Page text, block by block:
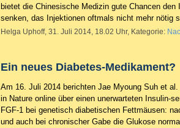
bietet die Chinesische Medizin gute Chancen den
senken, das Injektionen oftmals nicht mehr nötig
Helga Uphoff, 31. Juli 2014, 18.02 Uhr, Kategorie:
Ein neues Diabetes-Medikament?
Am 16. Juli 2014 berichten Jae Myoung Suh et
in Nature online über einen unerwarteten Insulin-
FGF-1 bei genetisch diabetischen Fettmäusen:
und auch bei chronischer Gabe die Glukose